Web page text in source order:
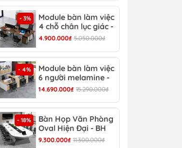
- 3%
Module bàn làm việc
4 chỗ chân lục giác -
CB 17
4.900.000₫ 5.050.000₫
- 4%
Module bàn làm việc
6 người melamine -
CB 20
14.690.000₫ 15.290.000₫
- 18%
Bàn Họp Văn Phòng
Oval Hiện Đại - BH
44
9.300.000₫ 11.300.000₫